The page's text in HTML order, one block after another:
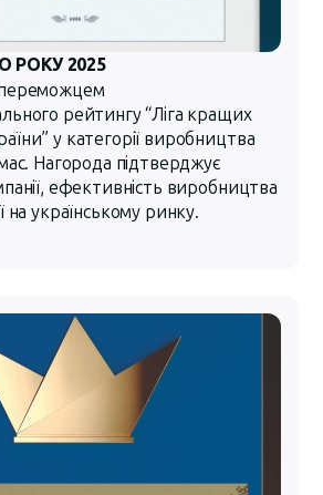
РОКУ 2025
переможцем
рейтингу “Ліга кращих
у категорії виробництва
Нагорода підтверджує
ефективність виробництва
на українському ринку.